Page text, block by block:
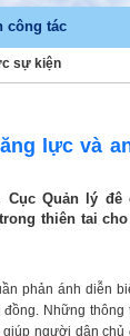
công tác
sự kiện
lực và
Cục Quản lý
thiên tai
phản ánh diễn
đồng. Những
người dân